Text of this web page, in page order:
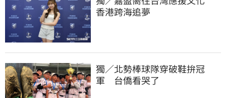
香港跨海追夢
獨／北勢棒球隊穿破鞋拚冠
軍　台僑看哭了